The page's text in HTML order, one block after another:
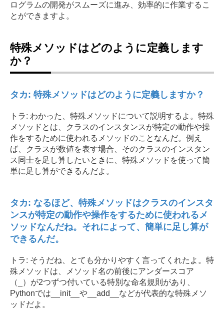
ログラムの開発がスムーズに進み、効率的に作業するこ
とができますよ。
特殊メソッドはどのように定義します
か？
タカ: 特殊メソッドはどのように定義しますか？
トラ: わかった、特殊メソッドについて説明するよ。特殊
メソッドとは、クラスのインスタンスが特定の動作や操
作をするために使われるメソッドのことなんだ。例え
ば、クラスが数値を表す場合、そのクラスのインスタン
ス同士を足し算したいときに、特殊メソッドを使って簡
単に足し算ができるんだよ。
タカ: なるほど、特殊メソッドはクラスのインスタ
ンスが特定の動作や操作をするために使われるメ
ソッドなんだね。それによって、簡単に足し算が
できるんだ。
トラ: そうだね、とても分かりやすく言ってくれたよ。特
殊メソッドは、メソッド名の前後にアンダースコア
（_）が2つずつ付いている特別な命名規則があり、
Pythonでは__init__や__add__などが代表的な特殊メソ
ッドだよ。